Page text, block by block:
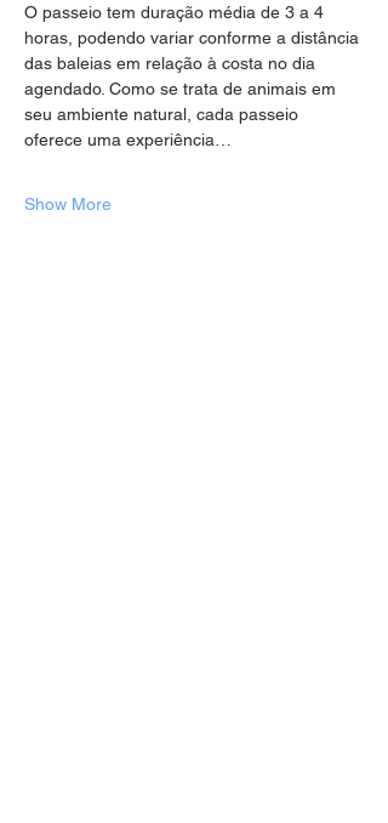
O passeio tem duração média de 3 a 4
horas, podendo variar conforme a distância
das baleias em relação à costa no dia
agendado. Como se trata de animais em
seu ambiente natural, cada passeio
oferece uma experiência…
Show More